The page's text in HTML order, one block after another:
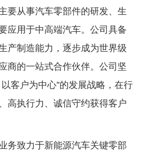
要从事汽车零部件的研发、生
应用于中高端汽车。公司具备
产制造能力，逐步成为世界级
商的一站式合作伙伴。公司坚
客户为中心”的发展战略，在行
高执行力、诚信守约获得客户
务致力于新能源汽车关键零部